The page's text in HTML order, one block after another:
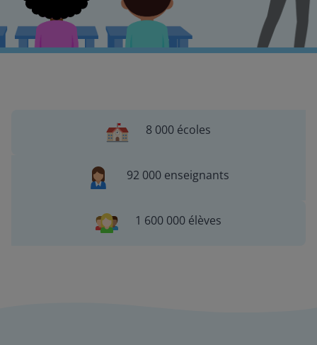
8 000 écoles
92 000 enseignants
1 600 000 élèves